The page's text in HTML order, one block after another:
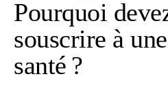
Pourquoi
souscrire à
santé ?